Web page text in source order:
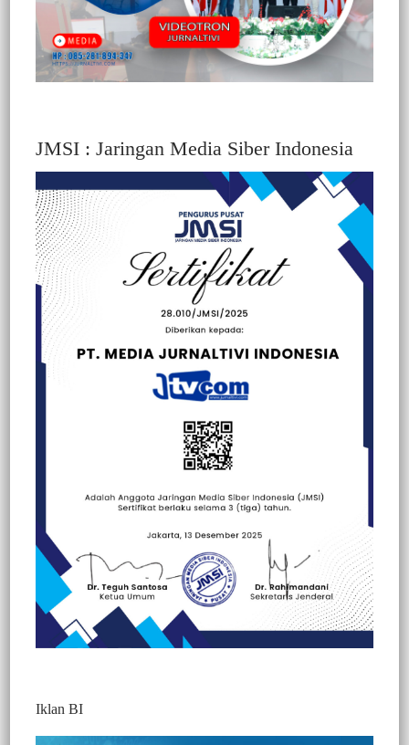
RSUD Sulbar Gelar Refreshing Training
JMSI : Jaringan Media Siber Indonesia
Iklan BI